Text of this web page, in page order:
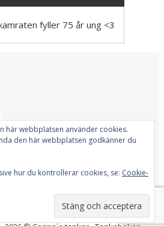
fyller 75 år ung <3
här webbplatsen använder cookies.
den här webbplatsen godkänner du
hur du kontrollerar cookies, se: Cookie-